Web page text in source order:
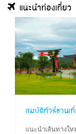
แนะนำท่องเที่ยว
สมบัติทัวร์ชวนเ
แนะนำเส้นทางใ